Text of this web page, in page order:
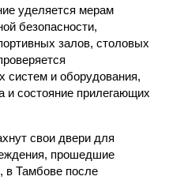
уделяется мерам
безопасности,
залов, столовых
систем и оборудования,
и состояние прилегающих
свои двери для
прошедшие
в Тамбове после